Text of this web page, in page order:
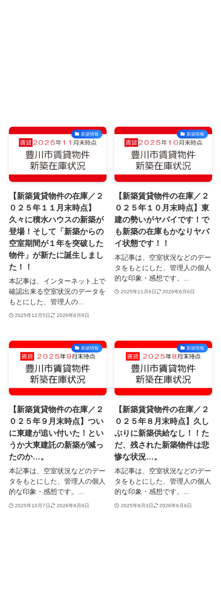
新築情報
【新築賃貸物件の在庫／２
０２５年１１月末時点】
久々に積水ハウスの新築が
登場！そして「新築からの
空室期間が１年を突破した
物件」が新たに誕生しまし
た！！
本記事は、インターネット上で
確認出来る空室状況のデータを
もとにした、管理人の...
2025年12月5日 2026年6月6日
新築情報
【新築賃貸物件の在庫／２
０２５年１０月末時点】東
建の勢いがヤバイです！で
も新築の在庫もかなりヤバ
イ状態です！！
本記事は、空室状況などのデー
タをもとにした、管理人の個人
的な印象・感想です。...
2025年11月6日 2026年6月6日
新築情報
【新築賃貸物件の在庫／２
０２５年９月末時点】つい
に東建が追い付いた！とい
うか大東建託の新築が減っ
たのか…。
本記事は、空室状況などのデー
タをもとにした、管理人の個人
的な印象・感想です。...
2025年10月7日 2026年6月6日
新築情報
【新築賃貸物件の在庫／２
０２５年８月末時点】久し
ぶりに新築供給なし！！た
だ、残された新築物件は悲
惨な状況…。
本記事は、空室状況などのデー
タをもとにした、管理人の個人
的な印象・感想です。...
2025年9月3日 2026年6月6日